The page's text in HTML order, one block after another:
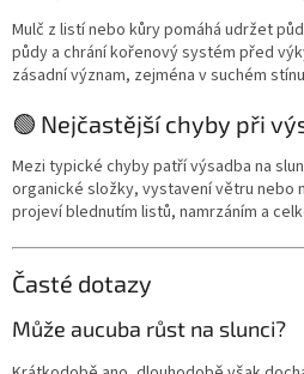
Mulč z listí nebo kůry pomáhá udržet
půdy a chrání kořenový systém před
zásadní význam, zejména v suchém
🟢 Nejčastější chyby při
Mezi typické chyby patří výsadba na
organické složky, vystavení větru nebo
projeví blednutím listů, namrzáním a
Časté dotazy
Může aucuba růst na slunci?